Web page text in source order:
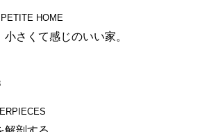
HOME
さくて感じのいい家。